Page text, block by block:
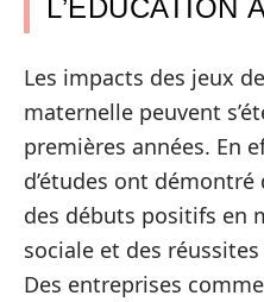
L’ÉDUCATION
Les impacts des jeux
maternelle peuvent
premières années. En
d’études ont
des débuts positifs en
sociale et des
Des entreprises comme